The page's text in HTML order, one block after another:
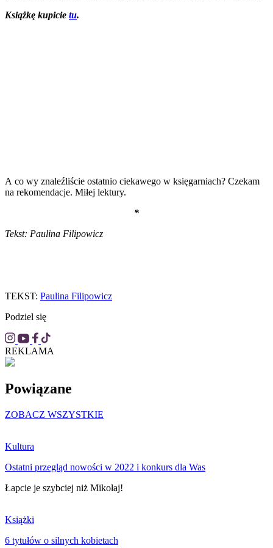
Książkę kupicie tu.
A co wy znaleźliście ostatnio ciekawego w księgarniach? Czekam
na rekomendacje. Miłej lektury.
*
Tekst: Paulina Filipowicz
TEKST: Paulina Filipowicz
Podziel się
REKLAMA
Powiązane
ZOBACZ WSZYSTKIE
Kultura
Ostatni przegląd nowości w 2022 i konkurs dla Was
Łapcie je szybciej niż Mikołaj!
Książki
6 tytułów o silnych kobietach